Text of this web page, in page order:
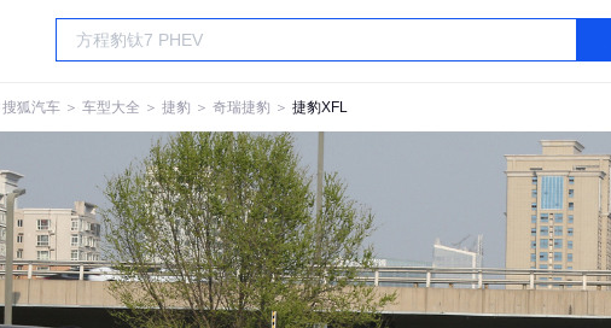
搜狐汽车 ＞ 车型大全 ＞ 捷豹 ＞ 奇瑞捷豹 ＞ 捷豹XFL